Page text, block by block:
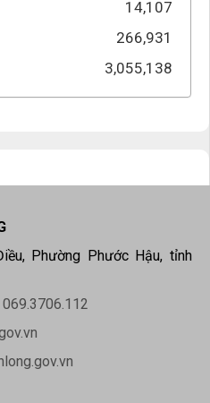
14,107
266,931
3,055,138
Phường Phước Hậu, tỉnh
069.3706.112